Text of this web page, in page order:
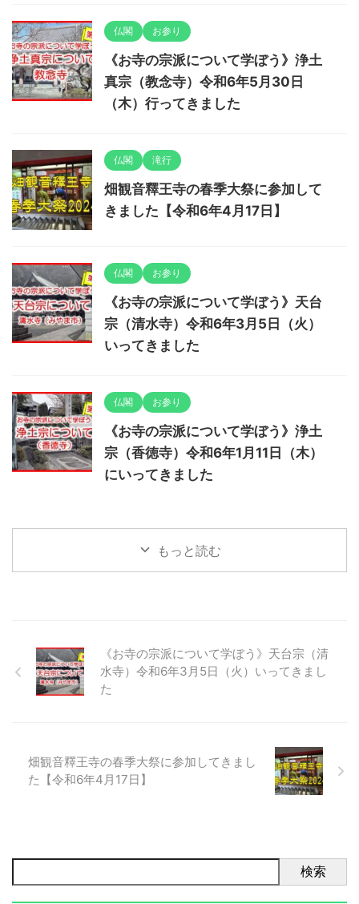
仏閣 お参り
《お寺の宗派について学ぼう》浄土
真宗（教念寺）令和6年5月30日
（木）行ってきました
仏閣 滝行
畑観音釋王寺の春季大祭に参加して
きました【令和6年4月17日】
仏閣 お参り
《お寺の宗派について学ぼう》天台
宗（清水寺）令和6年3月5日（火）
いってきました
仏閣 お参り
《お寺の宗派について学ぼう》浄土
宗（香徳寺）令和6年1月11日（木）
にいってきました
もっと読む
《お寺の宗派について学ぼう》天台宗（清
水寺）令和6年3月5日（火）いってきまし
た
畑観音釋王寺の春季大祭に参加してきまし
た【令和6年4月17日】
検索